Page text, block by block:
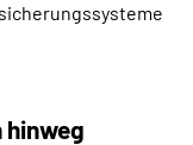
hinweg